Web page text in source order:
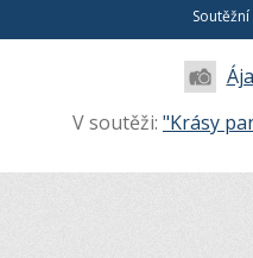
V soutěži: "Krásy